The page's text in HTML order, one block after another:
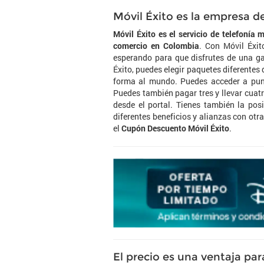
Móvil Éxito es la empresa
Móvil Éxito es el servicio de telefonía
comercio en Colombia. Con Móvil
esperando para que disfrutes de una
Éxito, puedes elegir paquetes
forma al mundo. Puedes acceder a
Puedes también pagar tres y llevar
desde el portal. Tienes también la
diferentes beneficios y alianzas con
el Cupón Descuento Móvil Éxito.
El precio es una ventaja